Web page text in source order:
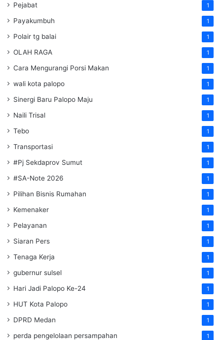
Pejabat 1
Payakumbuh 1
Polair tg balai 1
OLAH RAGA 1
Cara Mengurangi Porsi Makan 1
wali kota palopo 1
Sinergi Baru Palopo Maju 1
Naili Trisal 1
Tebo 1
Transportasi 1
#Pj Sekdaprov Sumut 1
#SA-Note 2026 1
Pilihan Bisnis Rumahan 1
Kemenaker 1
Pelayanan 1
Siaran Pers 1
Tenaga Kerja 1
gubernur sulsel 1
Hari Jadi Palopo Ke-24 1
HUT Kota Palopo 1
DPRD Medan 1
perda pengelolaan persampahan 1